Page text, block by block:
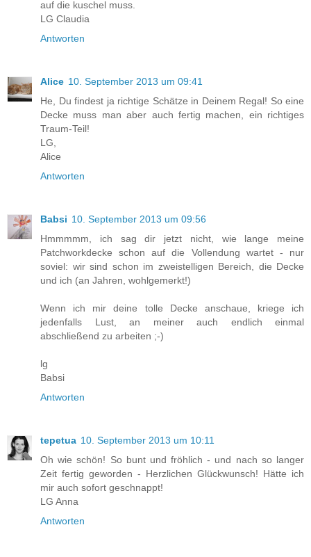
auf die kuschel muss.
LG Claudia
Antworten
Alice 10. September 2013 um 09:41
He, Du findest ja richtige Schätze in Deinem Regal! So eine
Decke muss man aber auch fertig machen, ein richtiges
Traum-Teil!
LG,
Alice
Antworten
Babsi 10. September 2013 um 09:56
Hmmmmm, ich sag dir jetzt nicht, wie lange meine
Patchworkdecke schon auf die Vollendung wartet - nur
soviel: wir sind schon im zweistelligen Bereich, die Decke
und ich (an Jahren, wohlgemerkt!)
Wenn ich mir deine tolle Decke anschaue, kriege ich
jedenfalls Lust, an meiner auch endlich einmal
abschließend zu arbeiten ;-)
lg
Babsi
Antworten
tepetua 10. September 2013 um 10:11
Oh wie schön! So bunt und fröhlich - und nach so langer
Zeit fertig geworden - Herzlichen Glückwunsch! Hätte ich
mir auch sofort geschnappt!
LG Anna
Antworten